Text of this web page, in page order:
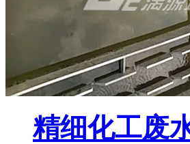
精细化工废